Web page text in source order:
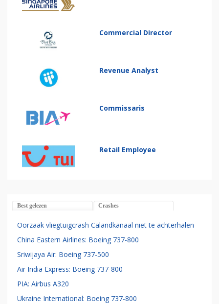
Commercial Director
Revenue Analyst
Commissaris
Retail Employee
Best gelezen Crashes
Oorzaak vliegtuigcrash Calandkanaal niet te achterhalen
China Eastern Airlines: Boeing 737-800
Sriwijaya Air: Boeing 737-500
Air India Express: Boeing 737-800
PIA: Airbus A320
Ukraine International: Boeing 737-800